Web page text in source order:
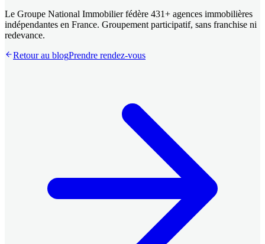
Le Groupe National Immobilier fédère 431+ agences immobilières
indépendantes en France. Groupement participatif, sans franchise ni
redevance.
Retour au blogPrendre rendez-vous